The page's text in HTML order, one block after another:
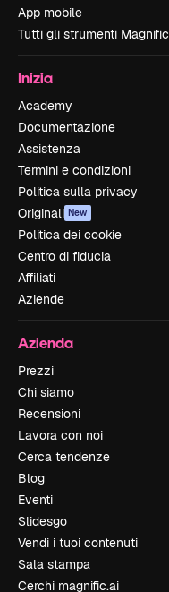
App mobile
Tutti gli strumenti Magnific
Inizia
Academy
Documentazione
Assistenza
Termini e condizioni
Politica sulla privacy
Originali New
Politica dei cookie
Centro di fiducia
Affiliati
Aziende
Azienda
Prezzi
Chi siamo
Recensioni
Lavora con noi
Cerca tendenze
Blog
Eventi
Slidesgo
Vendi i tuoi contenuti
Sala stampa
Cerchi magnific.ai